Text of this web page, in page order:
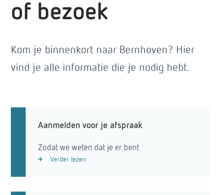
of bezoek
Kom je binnenkort naar Bernhoven? Hier
vind je alle informatie die je nodig hebt.
Aanmelden voor je afspraak
Zodat we weten dat je er bent
Verder lezen